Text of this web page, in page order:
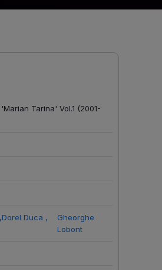
Tarina' Vol.1 (2001-
,Dorel Duca ,
Gheorghe
Lobont